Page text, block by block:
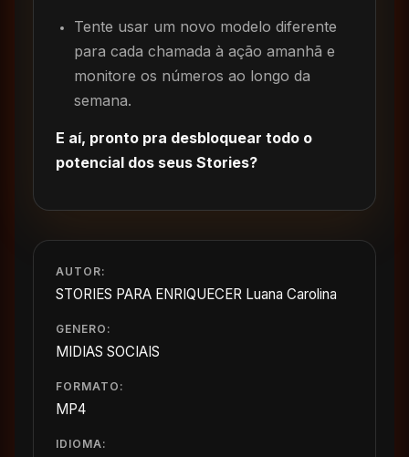
Tente usar um novo modelo diferente
para cada chamada à ação amanhã e
monitore os números ao longo da
semana.
E aí, pronto pra desbloquear todo o
potencial dos seus Stories?
AUTOR:
STORIES PARA ENRIQUECER Luana Carolina
GENERO:
MIDIAS SOCIAIS
FORMATO:
MP4
IDIOMA: